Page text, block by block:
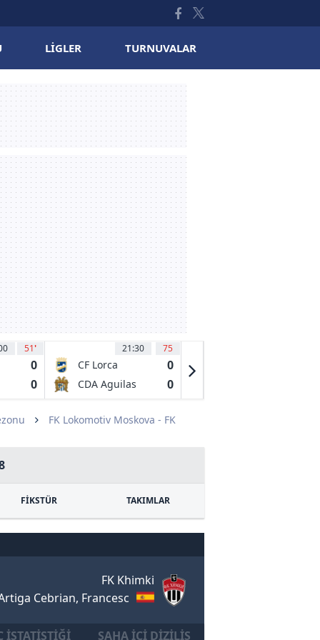
LIGLER TURNUVALAR
51'
0
0
21:30 75
CF Lorca
Deportiva
0
CDA Aguilas
0
FK Lokomotiv Moskova - FK
FİKSTÜR TAKIMLAR
FK Khimki
Cebrian, Francesc
İSTATISTIĞI SAHA İÇI DIZILIŞ